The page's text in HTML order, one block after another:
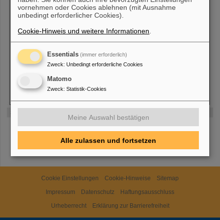
Super-FRS focusing system.
Cookie Einstellungen Cookie-Hinweise
Sitemap
Impressum
Datenschutz
Haftungsausschluss
Urheberrecht
Erklärung zur Barrierefreiheit
vornehmen oder Cookies ablehnen (mit Ausnahme
unbedingt erforderlicher Cookies).
Cookie-Hinweis und weitere Informationen
Essentials (immer erforderlich)
Zweck: Unbedingt erforderliche Cookies
Matomo
Zweck: Statistik-Cookies
Meine Auswahl bestätigen
Alle zulassen und fortsetzen